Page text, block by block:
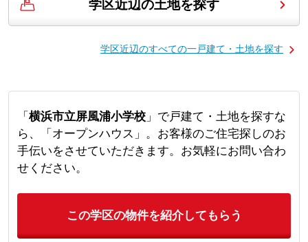
学区近辺の土地を探す
学区近辺のすべての一戸建て・土地を探す
「 横浜市立屏風浦小学校」で戸建て・土地を探すな
ら、「オープンハウス」。お客様のご住宅探しのお
手伝いをさせていただきます。お気軽にお問い合わ
せください。
この学区の物件を紹介してもらう